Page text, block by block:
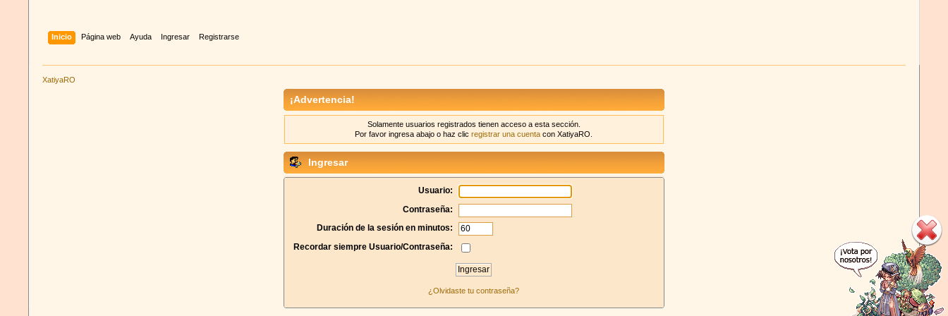
Inicio Página web Ayuda Ingresar Registrarse
XatiyaRO
¡Advertencia!
Solamente usuarios registrados tienen acceso a esta sección.
Por favor ingresa abajo o haz clicregistrar una cuenta con XatiyaRO.
Ingresar
Usuario:
Contraseña:
Duración de la sesión en minutos:
Recordar siempre Usuario/Contraseña:
¿Olvidaste tu contraseña?